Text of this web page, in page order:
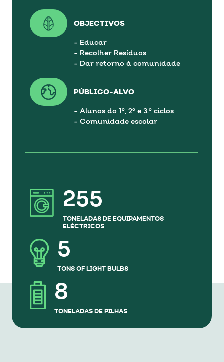
OBJECTIVOS
- Educar
- Recolher Resíduos
- Dar retorno à comunidade
PÚBLICO-ALVO
- Alunos do 1º, 2º e 3.º ciclos
- Comunidade escolar
255
TONELADAS DE EQUIPAMENTOS
ELÉCTRICOS
5
TONS OF LIGHT BULBS
8
TONELADAS DE PILHAS